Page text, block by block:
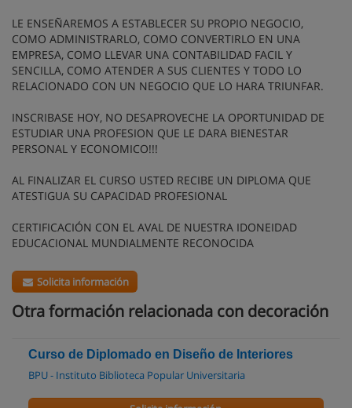
LE ENSEÑAREMOS A ESTABLECER SU PROPIO NEGOCIO,
COMO ADMINISTRARLO, COMO CONVERTIRLO EN UNA
EMPRESA, COMO LLEVAR UNA CONTABILIDAD FACIL Y
SENCILLA, COMO ATENDER A SUS CLIENTES Y TODO LO
RELACIONADO CON UN NEGOCIO QUE LO HARA TRIUNFAR.
INSCRIBASE HOY, NO DESAPROVECHE LA OPORTUNIDAD DE
ESTUDIAR UNA PROFESION QUE LE DARA BIENESTAR
PERSONAL Y ECONOMICO!!!
AL FINALIZAR EL CURSO USTED RECIBE UN DIPLOMA QUE
ATESTIGUA SU CAPACIDAD PROFESIONAL
CERTIFICACIÓN CON EL AVAL DE NUESTRA IDONEIDAD
EDUCACIONAL MUNDIALMENTE RECONOCIDA
Solicita información
Otra formación relacionada con decoración
Curso de Diplomado en Diseño de Interiores
BPU - Instituto Biblioteca Popular Universitaria